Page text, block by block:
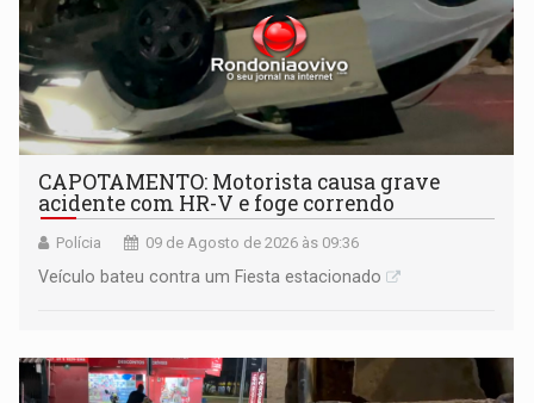
CAPOTAMENTO: Motorista causa grave
acidente com HR-V e foge correndo
Polícia 09 de Agosto de 2026 às 09:36
Veículo bateu contra um Fiesta estacionado